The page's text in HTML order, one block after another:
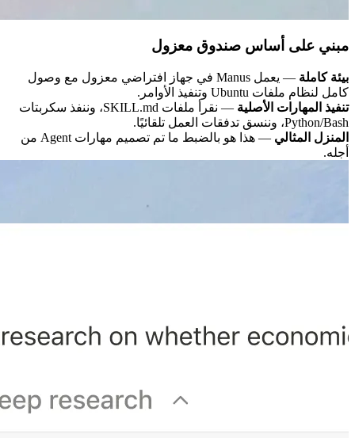
مبني على أساس صندوق معزول
بيئة كاملة
— يعمل Manus في جهاز افتراضي معزول مع وصول
كامل لنظام ملفات Ubuntu وتنفيذ الأوامر.
تنفيذ المهارات الأصلية
— نقرأ ملفات SKILL.md، وننفذ سكربتات
Python/Bash، وننسق تدفقات العمل تلقائيًا.
المنزل المثالي
— هذا هو بالضبط ما تم تصميم مهارات Agent من
أجله.